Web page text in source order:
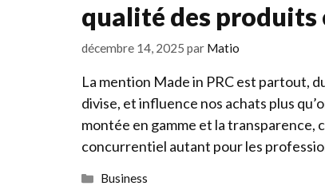
qualité des produits
décembre 14, 2025 par Matio
La mention Made in PRC est partout,
divise, et influence nos achats plus
montée en gamme et la
concurrentiel autant pour les
Catégories
Business